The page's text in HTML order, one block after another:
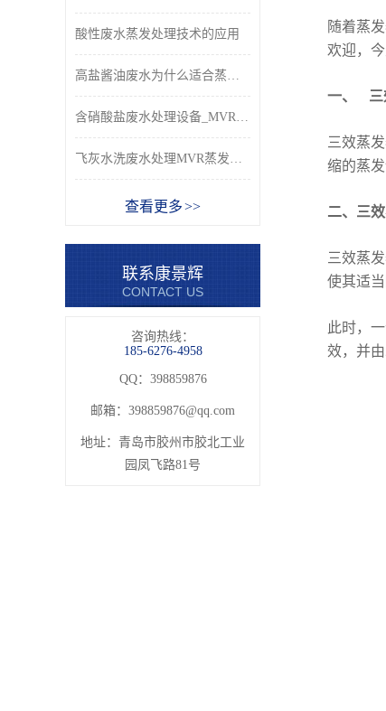
随着蒸
欢迎，
一、 三
三效蒸
缩的蒸
二、三
三效蒸
使其适
此时，
效，并
酸性废水蒸发处理技术的应用
高盐酱油废水为什么适合蒸发法？
含硝酸盐废水处理设备_MVR蒸发结晶回收
飞灰水洗废水处理MVR蒸发分盐系统_康景辉
查看更多 >>
联系康景辉
CONTACT US
咨询热线：
185-6276-4958
QQ：398859876
邮箱： 398859876@qq.com
地址：青岛市胶州市胶北工业
园凤飞路81号